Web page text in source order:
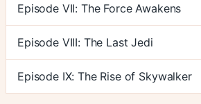
Episode VII: The Force Awakens
Episode VIII: The Last Jedi
Episode IX: The Rise of Skywalker